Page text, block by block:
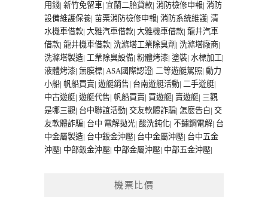
用錢| 新竹免留車| 宜蘭二胎貸款| 消防檢修申報| 消防
設備維護保養| 苗栗消防檢修申報| 消防系統維護| 清
水機車借款| 大雅汽車借款| 大雅機車借款| 龍井汽車
借款| 龍井機車借款| 洗滌塔工業除臭劑 | 洗滌塔廠商|
洗滌塔製造| 工業除臭設備| 粉體烤漆| 塗裝| 水標加工|
液體烤漆| 無膜標| ASA國際認證| 二等遊艇駕照| 動力
小船| 帆船買賣| 遊艇銷售| 台南遊艇活動| 二手遊艇|
中古遊艇| 遊艇代售| 帆船買賣| 買遊艇| 賣遊艇| 三觀
是哪三觀| 台中聯誼活動| 交友軟體詐騙| 怎麼告白| 交
友軟體詐騙| 台中 電解拋光| 酸洗鈍化| 不鏽鋼電解| 台
中金屬製造| 台中鈑金沖壓| 台中金屬沖壓| 台中五金
沖壓| 中部鈑金沖壓| 中部金屬沖壓| 中部五金沖壓|
機票比價